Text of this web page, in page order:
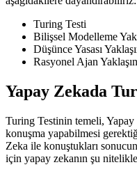
Turing Testi
Bilişsel Modelleme
Düşünce Yasası
Rasyonel Ajan
Yapay Zekada
Turing Testinin temeli, Yapay
konuşma yapabilmesi
Zeka ile konuştukları
için yapay zekanın şu